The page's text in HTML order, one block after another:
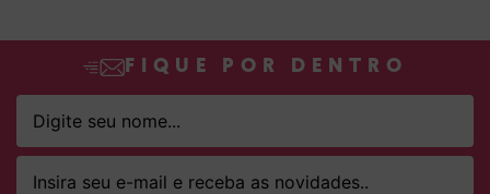
FIQUE POR DENTRO